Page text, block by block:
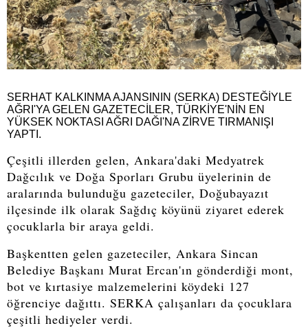
SERHAT KALKINMA AJANSININ (SERKA) DESTEĞİYLE
AĞRI'YA GELEN GAZETECİLER, TÜRKİYE'NİN EN
YÜKSEK NOKTASI AĞRI DAĞI'NA ZİRVE TIRMANIŞI
YAPTI.
Çeşitli illerden gelen, Ankara'daki Medyatrek
Dağcılık ve Doğa Sporları Grubu üyelerinin de
aralarında bulunduğu gazeteciler, Doğubayazıt
ilçesinde ilk olarak Sağdıç köyünü ziyaret ederek
çocuklarla bir araya geldi.
Başkentten gelen gazeteciler, Ankara Sincan
Belediye Başkanı Murat Ercan'ın gönderdiği mont,
bot ve kırtasiye malzemelerini köydeki 127
öğrenciye dağıttı. SERKA çalışanları da çocuklara
çeşitli hediyeler verdi.